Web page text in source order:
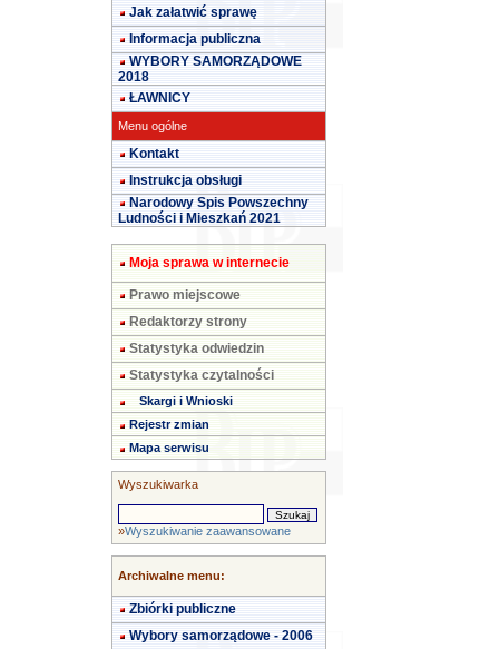
Jak załatwić sprawę
Informacja publiczna
WYBORY SAMORZĄDOWE
2018
ŁAWNICY
Menu ogólne
Kontakt
Instrukcja obsługi
Narodowy Spis Powszechny
Ludności i Mieszkań 2021
Moja sprawa w internecie
Prawo miejscowe
Redaktorzy strony
Statystyka odwiedzin
Statystyka czytalności
Skargi i Wnioski
Rejestr zmian
Mapa serwisu
Wyszukiwarka
»Wyszukiwanie zaawansowane
Archiwalne menu:
Zbiórki publiczne
Wybory samorządowe - 2006